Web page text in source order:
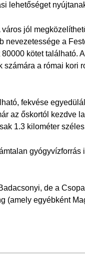
lehetőséget
jól
nevezetessége a
kötet található.
a római kori
fekvése
az őskortól kezdve
1.3 kilométer
gyógyvízforrás
de a
(amely egyébként